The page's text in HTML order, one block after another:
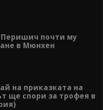
Перишич почти му
в Мюнхен
на приказката на
ще спори за трофея в